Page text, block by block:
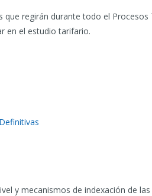
que regirán durante todo el
en el estudio tarifario.
y mecanismos de indexación de